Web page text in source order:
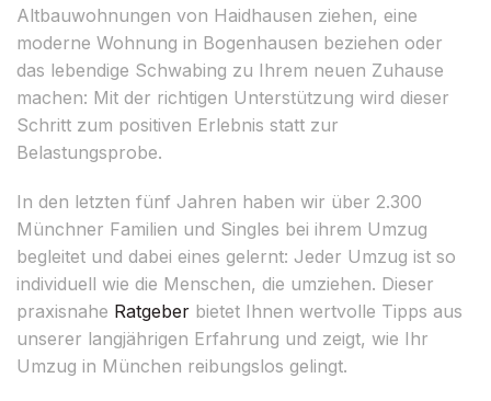
Altbauwohnungen von Haidhausen ziehen, eine
moderne Wohnung in Bogenhausen beziehen oder
das lebendige Schwabing zu Ihrem neuen Zuhause
machen: Mit der richtigen Unterstützung wird dieser
Schritt zum positiven Erlebnis statt zur
Belastungsprobe.
In den letzten fünf Jahren haben wir über 2.300
Münchner Familien und Singles bei ihrem Umzug
begleitet und dabei eines gelernt: Jeder Umzug ist so
individuell wie die Menschen, die umziehen. Dieser
praxisnahe Ratgeber bietet Ihnen wertvolle Tipps aus
unserer langjährigen Erfahrung und zeigt, wie Ihr
Umzug in München reibungslos gelingt.